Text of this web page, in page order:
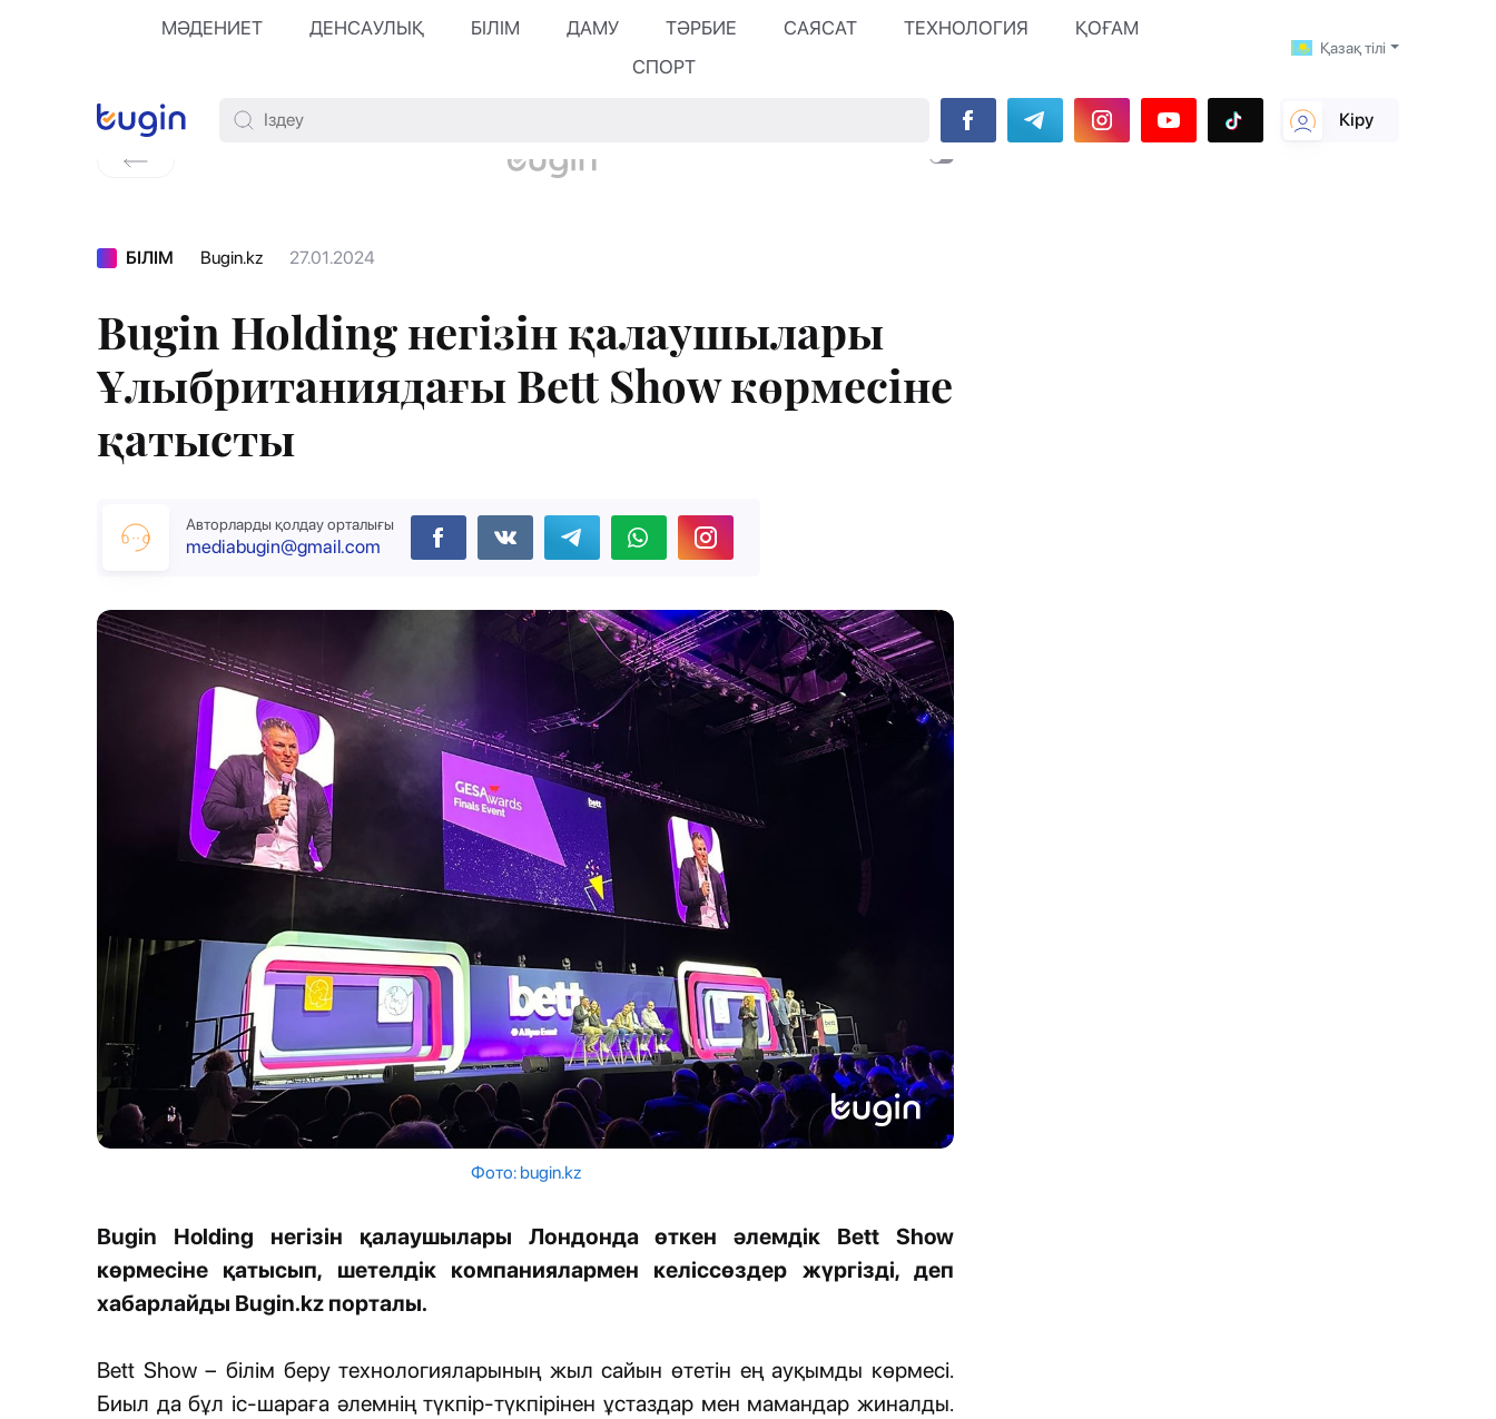
МӘДЕНИЕТ ДЕНСАУЛЫҚ БІЛІМ ДАМУ ТӘРБИЕ САЯСАТ ТЕХНОЛОГИЯ
ҚОҒАМ
СПОРТ
Қазақ тілі
Кіру
БІЛІМ Bugin.kz 27.01.2024
Bugin Holding негізін қалаушылары
Ұлыбританиядағы Bett Show көрмесіне
қатысты
Авторларды қолдау орталығы
mediabugin@gmail.com
Фото: bugin.kz
Bugin Holding негізін қалаушылары Лондонда өткен әлемдік Bett Show
көрмесіне қатысып, шетелдік компаниялармен келіссөздер жүргізді, деп
хабарлайды Bugin.kz порталы.
Bett Show – білім беру технологияларының жыл сайын өтетін ең ауқымды көрмесі.
Биыл да бұл іс-шараға әлемнің түкпір-түкпірінен ұстаздар мен мамандар жиналды.